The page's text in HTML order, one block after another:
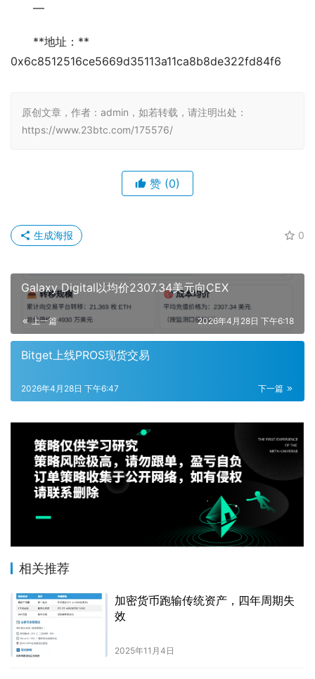
—
**地址：**
0x6c8512516ce5669d35113a11ca8b8de322fd84f6
原创文章，作者：admin，如若转载，请注明出处：
https://www.23btc.com/175576/
赞 (0)
0
生成海报
Galaxy Digital以均价2307.34美元向CEX
上一篇 2026年4月28日 下午6:18
Bitget上线PROS现货交易
下一篇
2026年4月28日 下午6:47
相关推荐
加密货币跑输传统资产，四年周期失
效
2025年11月4日